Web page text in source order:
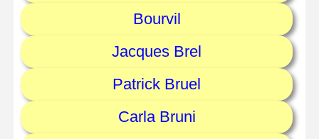
Bourvil
Jacques Brel
Patrick Bruel
Carla Bruni